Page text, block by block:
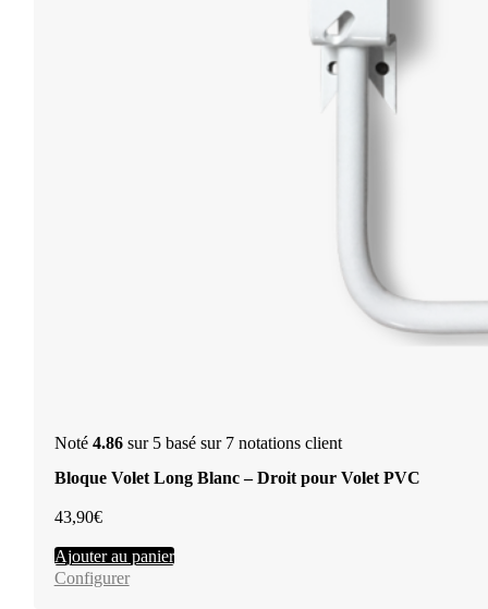
Noté 4.86sur 5 basé sur 7notations client
Bloque Volet Long Blanc – Droit pour Volet PVC
43,90€
Ajouter au panier
Configurer